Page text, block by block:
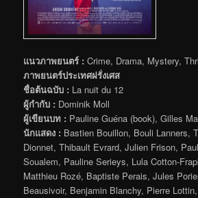
แนวภาพยนตร์ : Crime, Drama, Mystery,
ภาพยนตร์ประเทศฝรั่งเศส
ชื่อต้นฉบับ : La nuit du 12
ผู้กำกับ : Dominik Moll
ผู้เขียนบท : Pauline Guéna (book), Gilles
นักแสดง : Bastien Bouillon, Bouli Lanners,
Dionnet, Thibault Evrard, Julien Frison,
Soualem, Pauline Serieys, Lula Cotton-
Matthieu Rozé, Baptiste Perais, Jules
Beausivoir, Benjamin Blanchy, Pierre